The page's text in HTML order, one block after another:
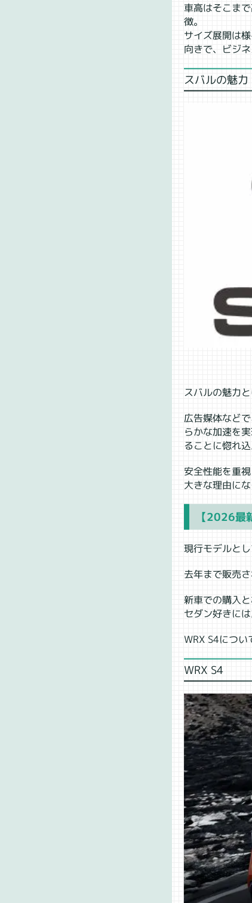
車高はそこま
徴。
サイズ展開は
向きで、ビジ
スバルの魅力
スバルの魅力
広告媒体など
らかな加速を
ることに惚れ
安全性能を重
大きな理由にな
【2026最
現行モデルと
去年まで販売
新車での購入
セダン好きに
WRX S4につい
WRX S4